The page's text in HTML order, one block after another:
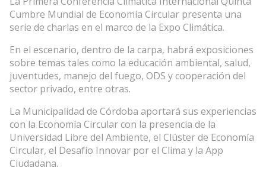
Cumbre Mundial de Economía Circular presenta una
serie de charlas en el marco de la Expo Climática.
En el escenario, dentro de la carpa, habrá exposiciones
sobre temas tales como la educación ambiental, salud,
juventudes, manejo del fuego, ODS y cooperación del
sector privado, entre otras.
La Municipalidad de Córdoba aportará sus experiencias
con la Economía Circular con la presencia de la
Universidad Libre del Ambiente, el Clúster de Economía
Circular, el Desafío Innovar por el Clima y la App
Ciudadana.